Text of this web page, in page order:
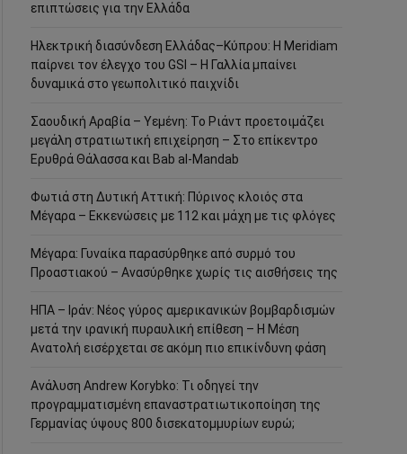
επιπτώσεις για την Ελλάδα
Ηλεκτρική διασύνδεση Ελλάδας–Κύπρου: Η Meridiam
παίρνει τον έλεγχο του GSI – Η Γαλλία μπαίνει
δυναμικά στο γεωπολιτικό παιχνίδι
Σαουδική Αραβία – Υεμένη: Το Ριάντ προετοιμάζει
μεγάλη στρατιωτική επιχείρηση – Στο επίκεντρο
Ερυθρά Θάλασσα και Bab al-Mandab
Φωτιά στη Δυτική Αττική: Πύρινος κλοιός στα
Μέγαρα – Εκκενώσεις με 112 και μάχη με τις φλόγες
Μέγαρα: Γυναίκα παρασύρθηκε από συρμό του
Προαστιακού – Ανασύρθηκε χωρίς τις αισθήσεις της
ΗΠΑ – Ιράν: Νέος γύρος αμερικανικών βομβαρδισμών
μετά την ιρανική πυραυλική επίθεση – Η Μέση
Ανατολή εισέρχεται σε ακόμη πιο επικίνδυνη φάση
Ανάλυση Andrew Korybko: Τι οδηγεί την
προγραμματισμένη επαναστρατιωτικοποίηση της
Γερμανίας ύψους 800 δισεκατομμυρίων ευρώ;